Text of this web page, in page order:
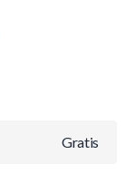
Gratis